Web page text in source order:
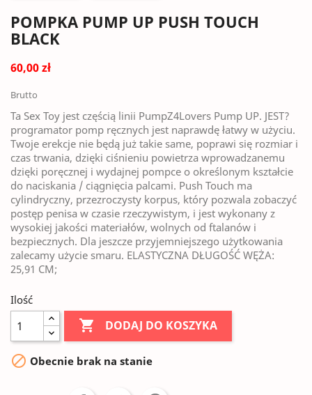
POMPKA PUMP UP PUSH TOUCH
BLACK
60,00 zł
Brutto
Ta Sex Toy jest częścią linii PumpZ4Lovers Pump UP. JEST?
programator pomp ręcznych jest naprawdę łatwy w użyciu.
Twoje erekcje nie będą już takie same, poprawi się rozmiar i
czas trwania, dzięki ciśnieniu powietrza wprowadzanemu
dzięki poręcznej i wydajnej pompce o określonym kształcie
do naciskania / ciągnięcia palcami. Push Touch ma
cylindryczny, przezroczysty korpus, który pozwala zobaczyć
postęp penisa w czasie rzeczywistym, i jest wykonany z
wysokiej jakości materiałów, wolnych od ftalanów i
bezpiecznych. Dla jeszcze przyjemniejszego użytkowania
zalecamy użycie smaru. ELASTYCZNA DŁUGOŚĆ WĘŻA:
25,91 CM;
Ilość
 DODAJ DO KOSZYKA
 Obecnie brak na stanie